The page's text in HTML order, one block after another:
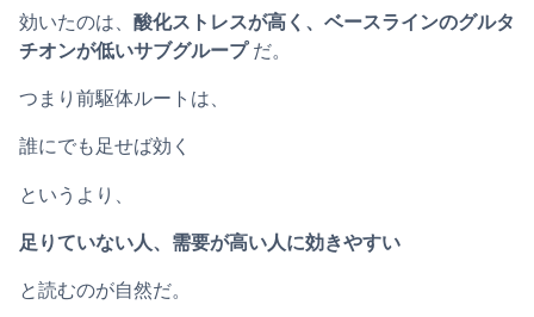
効いたのは、 酸化ストレスが高く、ベースラインのグルタ
チオンが低いサブグループだ。
つまり前駆体ルートは、
誰にでも足せば効く
というより、
足りていない人、需要が高い人に効きやすい
と読むのが自然だ。